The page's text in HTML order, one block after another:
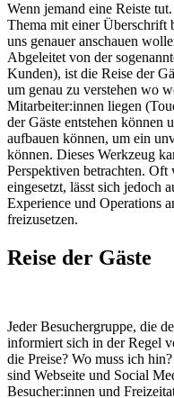
Wenn jemand eine Reiste
Thema mit einer Überschrift
uns genauer anschauen
Abgeleitet von der
Kunden), ist die Reise der
um genau zu verstehen wo
Mitarbeiter:innen liegen
der Gäste entstehen können
aufbauen können, um ein
können. Dieses Werkzeug
Perspektiven betrachten.
eingesetzt, lässt sich jedoch
Experience und Operations
freizusetzen.
Reise der Gäste
Jeder Besuchergruppe, die
informiert sich in der Regel
die Preise? Wo muss ich
sind Webseite und Social
Besucher:innen und